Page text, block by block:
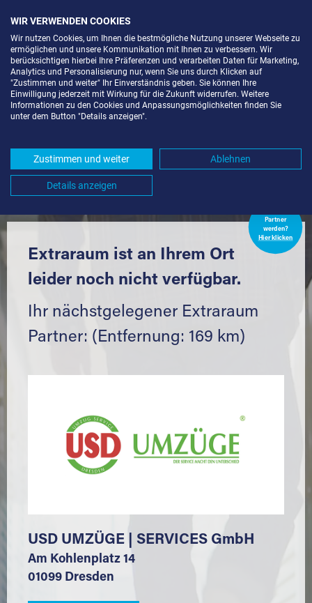
LAGERBOX IN BERLIN-KGA ALTE
UMGEBUNG *
Komfortabel einlagern mit Extraraum
Partner
werden?
Hier klicken
Extraraum ist an Ihrem Ort
leider noch nicht verfügbar.
Ihr nächstgelegener Extraraum
Partner: (Entfernung: 169 km)
USD UMZÜGE | SERVICES GmbH
Am Kohlenplatz 14
01099 Dresden
WIR VERWENDEN COOKIES
Wir nutzen Cookies, um Ihnen die bestmögliche Nutzung unserer Webseite zu
ermöglichen und unsere Kommunikation mit Ihnen zu verbessern. Wir
berücksichtigen hierbei Ihre Präferenzen und verarbeiten Daten für Marketing,
Analytics und Personalisierung nur, wenn Sie uns durch Klicken auf
"Zustimmen und weiter" Ihr Einverständnis geben. Sie können Ihre
Einwilligung jederzeit mit Wirkung für die Zukunft widerrufen. Weitere
Informationen zu den Cookies und Anpassungsmöglichkeiten finden Sie
unter dem Button "Details anzeigen".
Zustimmen und weiter Ablehnen
Details anzeigen